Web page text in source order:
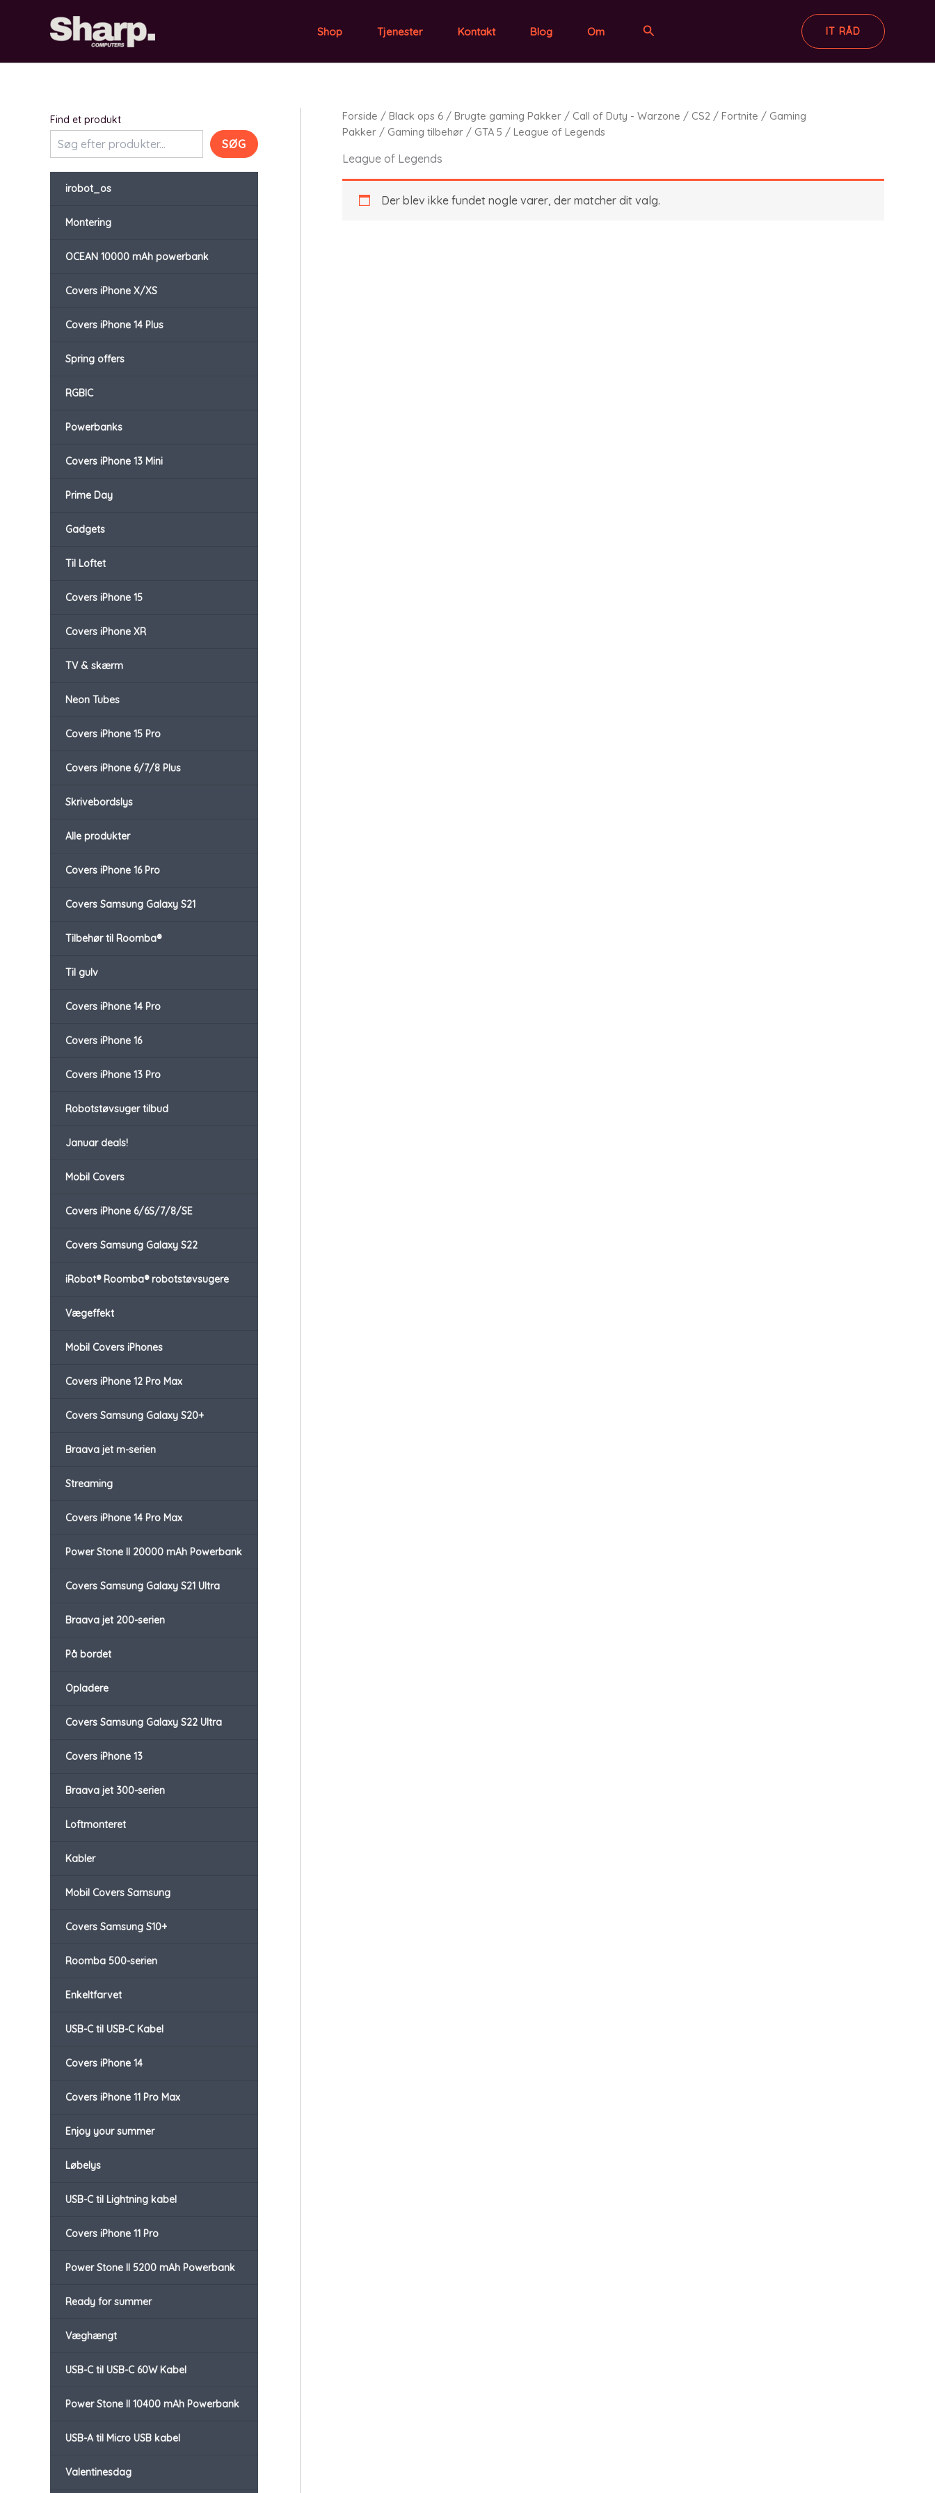
Shop Tjenester Kontakt Blog Om Søg IT RÅD
Find et produkt
SØG
irobot_os
Montering
OCEAN 10000 mAh powerbank
Covers iPhone X/XS
Covers iPhone 14 Plus
Spring offers
RGBIC
Powerbanks
Covers iPhone 13 Mini
Prime Day
Gadgets
Til Loftet
Covers iPhone 15
Covers iPhone XR
TV & skærm
Neon Tubes
Covers iPhone 15 Pro
Covers iPhone 6/7/8 Plus
Skrivebordslys
Alle produkter
Covers iPhone 16 Pro
Covers Samsung Galaxy S21
Tilbehør til Roomba®
Til gulv
Covers iPhone 14 Pro
Covers iPhone 16
Covers iPhone 13 Pro
Robotstøvsuger tilbud
Januar deals!
Mobil Covers
Covers iPhone 6/6S/7/8/SE
Covers Samsung Galaxy S22
iRobot® Roomba® robotstøvsugere
Vægeffekt
Mobil Covers iPhones
Covers iPhone 12 Pro Max
Covers Samsung Galaxy S20+
Braava jet m-serien
Streaming
Covers iPhone 14 Pro Max
Power Stone II 20000 mAh Powerbank
Covers Samsung Galaxy S21 Ultra
Braava jet 200-serien
På bordet
Opladere
Covers Samsung Galaxy S22 Ultra
Covers iPhone 13
Braava jet 300-serien
Loftmonteret
Kabler
Mobil Covers Samsung
Covers Samsung S10+
Roomba 500-serien
Enkeltfarvet
USB-C til USB-C Kabel
Covers iPhone 14
Covers iPhone 11 Pro Max
Enjoy your summer
Løbelys
USB-C til Lightning kabel
Covers iPhone 11 Pro
Power Stone II 5200 mAh Powerbank
Ready for summer
Væghængt
USB-C til USB-C 60W Kabel
Power Stone II 10400 mAh Powerbank
USB-A til Micro USB kabel
Valentinesdag
Forside / Black ops 6 / Brugte gaming Pakker / Call of Duty - Warzone / CS2 / Fortnite / Gaming
Pakker / Gaming tilbehør / GTA 5 / League of Legends
League of Legends
Der blev ikke fundet nogle varer, der matcher dit valg.